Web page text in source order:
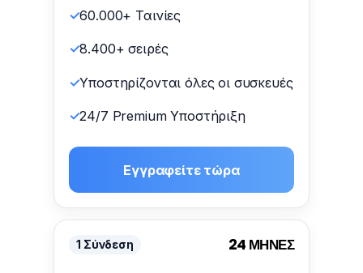
60.000+ Ταινίες
8.400+ σειρές
Υποστηρίζονται όλες οι συσκευές
24/7 Premium Υποστήριξη
Εγγραφείτε τώρα
1 Σύνδεση 24 ΜΗΝΕΣ